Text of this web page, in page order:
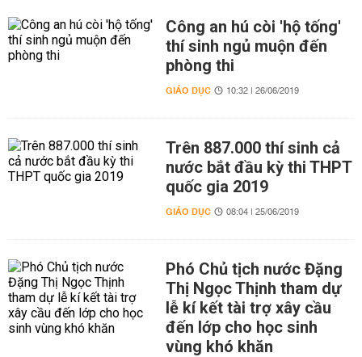
Công an hú còi 'hộ tống'
thí sinh ngủ muộn đến
phòng thi
GIÁO DỤC 10:32 | 26/06/2019
Trên 887.000 thí sinh cả
nước bắt đầu kỳ thi THPT
quốc gia 2019
GIÁO DỤC 08:04 | 25/06/2019
Phó Chủ tịch nước Đặng
Thị Ngọc Thịnh tham dự
lễ kí kết tài trợ xây cầu
đến lớp cho học sinh
vùng khó khăn